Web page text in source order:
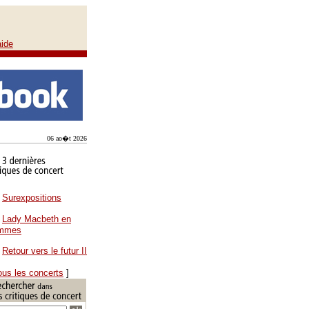
06 ao�t 2026
Surexpositions
Lady Macbeth en
Retour vers le futur II
les concerts ]